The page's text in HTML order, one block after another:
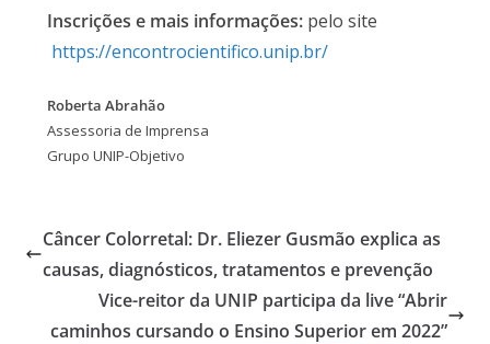
Inscrições e mais informações:pelo site
https://encontrocientifico.unip.br/
Roberta Abrahão
Assessoria de Imprensa
Grupo UNIP-Objetivo
Câncer Colorretal: Dr. Eliezer Gusmão explica as
causas, diagnósticos, tratamentos e prevenção
Vice-reitor da UNIP participa da live “Abrir
caminhos cursando o Ensino Superior em 2022”